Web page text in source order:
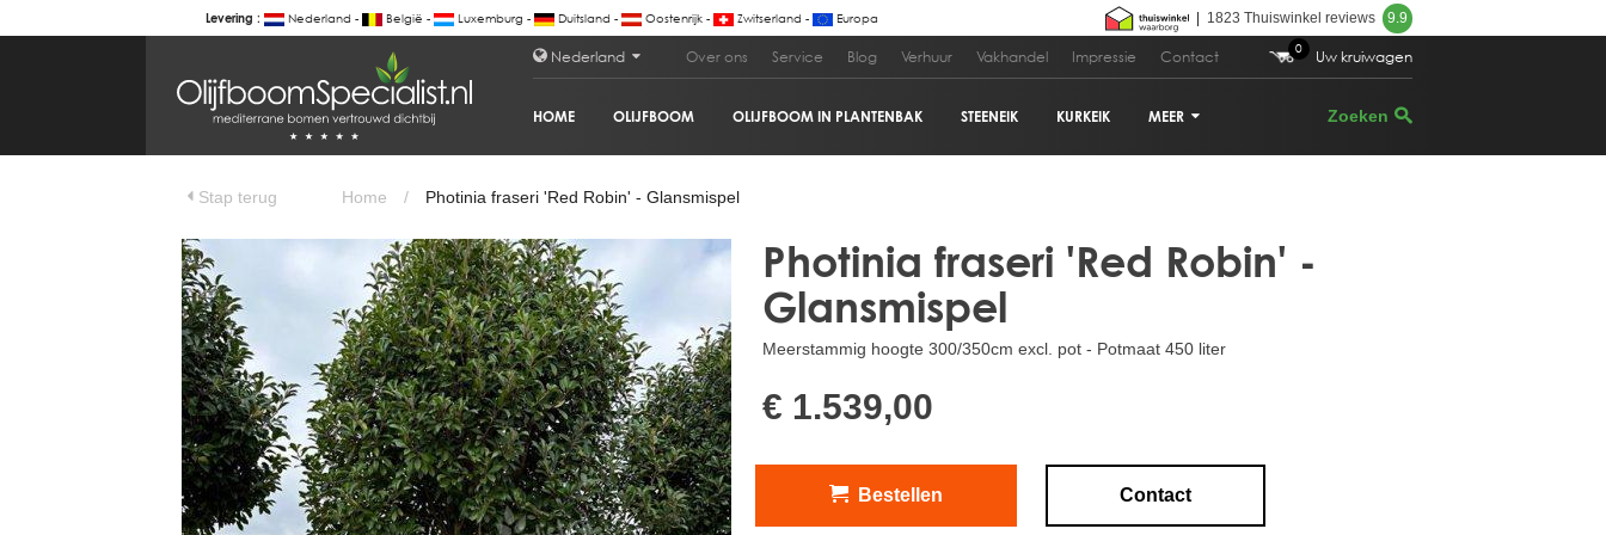
Levering : Nederland - België - Luxemburg - Duitsland - Oostenrijk - Zwitserland - Europa 1823 Thuiswinkel reviews 9.9
BOTANICALGROUP
WERKGEBIEDEN & WEBSITES
OLIJFBOOMSPECIALIST.NL
OLIJFBOOMSPECIALIST.BE
DRZEWAOLIWNE.PL
OLIVETREESPECIALIST.COM
Bomen
BOMEN.NL
GROENBLIJVENDEBOMEN.NL
GROENBLIJVENDEBOMEN.BE
PALMBOMENSPECIALIST.NL
IMMERGRUENEBAEUME.DE
Botanicalgroup
BOTANICALGROUP.EU
BOTANICALGROUP.DE
BOTANICALGROUP.BE
Nederland Over ons Service Blog Verhuur Vakhandel Impressie Contact 0 Uw kruiwagen
HOME OLIJFBOOM OLIJFBOOM IN PLANTENBAK STEENEIK KURKEIK MEER
PALMBOOM
PARASOLDEN
Photinia fraseri 'Red Robin' - Glansmispel Bestellen
€ 1.539,00
Stap terug Home / Photinia fraseri 'Red Robin' - Glansmispel
Photinia fraseri 'Red Robin' -
Glansmispel
Meerstammig hoogte 300/350cm excl. pot - Potmaat 450 liter
€ 1.539,00
Bestellen Contact